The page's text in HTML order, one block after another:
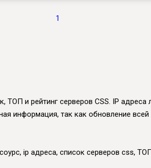
1
и рейтинг серверов CSS. IP
информация, так как обновление
ip адреса, список серверов css,